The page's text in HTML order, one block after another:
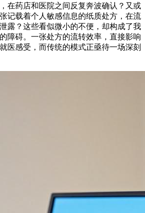
在药店和医院之间反复奔波确认？又或
记载着个人敏感信息的纸质处方，在流
露？这些看似微小的不便，却构成了我
障碍。一张处方的流转效率，直接影响
医感受，而传统的模式正亟待一场深刻